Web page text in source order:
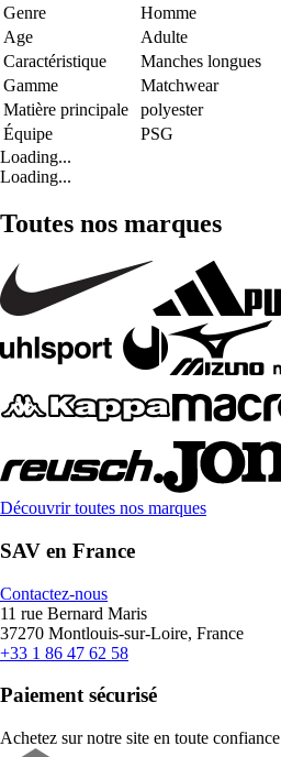
Genre
Homme
Age
Adulte
Caractéristique
Manches longues
Gamme
Matchwear
Matière principale
polyester
Équipe
PSG
Loading...
Loading...
Toutes nos marques
Découvrir toutes nos marques
SAV en France
Contactez-nous
11 rue Bernard Maris
37270 Montlouis-sur-Loire, France
+33 1 86 47 62 58
Paiement sécurisé
Achetez sur notre site en toute confiance